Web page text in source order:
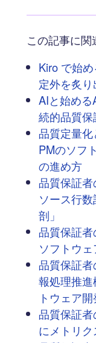
この記事に
Kiro で始
定外を炙り
AIと始め
続的品質保
品質定量
PMのソフ
の進め方
品質保証者
ソース行
剖」
品質保証
ソフトウェ
品質保証
報処理推
トウェア
品質保証
にメトリク
品質保証